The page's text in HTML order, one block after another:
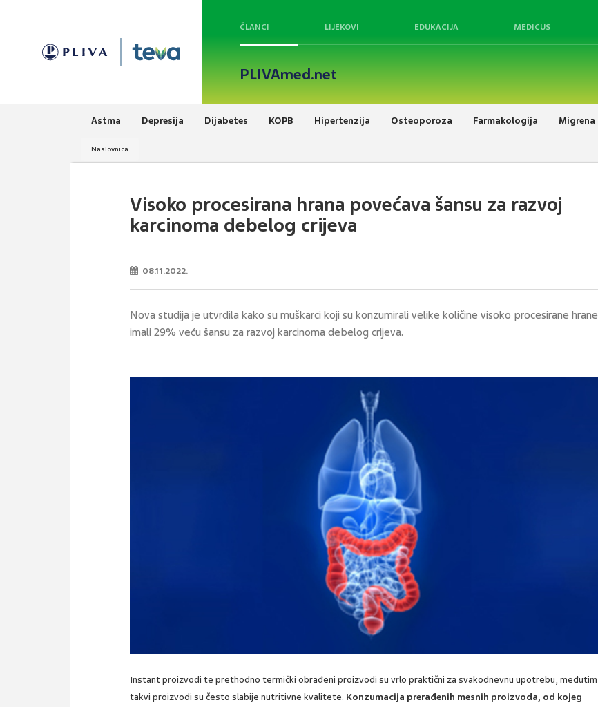
ČLANCI LIJEKOVI EDUKACIJA MEDICUS
PLIVAmed.net
Astma Depresija Dijabetes KOPB Hipertenzija Osteoporoza Farmakologija Migrena
Naslovnica
Visoko procesirana hrana povećava šansu za razvoj
karcinoma debelog crijeva
08.11.2022.
Nova studija je utvrdila kako su muškarci koji su konzumirali velike količine visoko procesirane hrane
imali 29% veću šansu za razvoj karcinoma debelog crijeva.
Instant proizvodi te prethodno termički obrađeni proizvodi su vrlo praktični za svakodnevnu upotrebu, međutim
takvi proizvodi su često slabije nutritivne kvalitete. Konzumacija prerađenih mesnih proizvoda, od kojeg